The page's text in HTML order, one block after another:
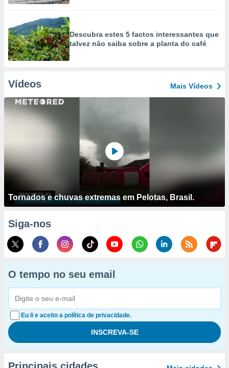
Descubra estes 5 factos interessantes que
talvez não saiba sobre a planta do café
Vídeos Mais Vídeos
Tornados e chuvas extremas em Pelotas, Brasil.
Siga-nos
O tempo no seu email
Eu li e aceito a política de privacidade.